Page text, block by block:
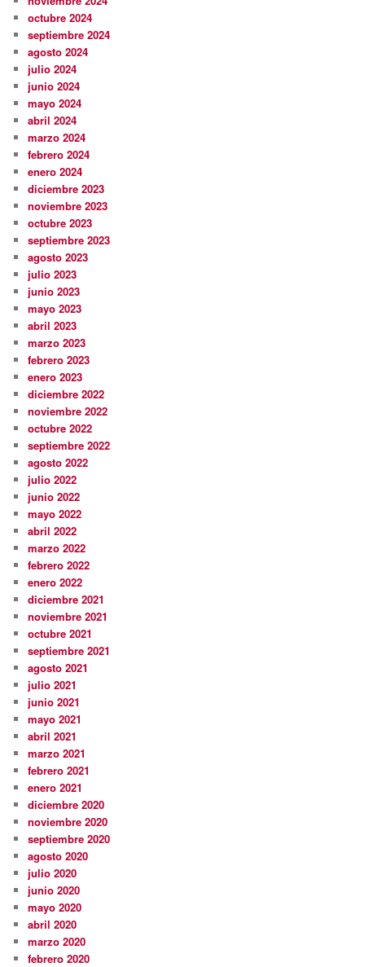
octubre 2024
septiembre 2024
agosto 2024
julio 2024
junio 2024
mayo 2024
abril 2024
marzo 2024
febrero 2024
enero 2024
diciembre 2023
noviembre 2023
octubre 2023
septiembre 2023
agosto 2023
julio 2023
junio 2023
mayo 2023
abril 2023
marzo 2023
febrero 2023
enero 2023
diciembre 2022
noviembre 2022
octubre 2022
septiembre 2022
agosto 2022
julio 2022
junio 2022
mayo 2022
abril 2022
marzo 2022
febrero 2022
enero 2022
diciembre 2021
noviembre 2021
octubre 2021
septiembre 2021
agosto 2021
julio 2021
junio 2021
mayo 2021
abril 2021
marzo 2021
febrero 2021
enero 2021
diciembre 2020
noviembre 2020
septiembre 2020
agosto 2020
julio 2020
junio 2020
mayo 2020
abril 2020
marzo 2020
febrero 2020